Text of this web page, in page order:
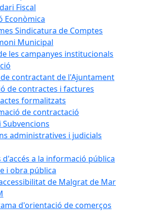
Fiscal
Econòmica
Sindicatura de Comptes
Municipal
les campanyes institucionals
contractant de l'Ajuntament
de contractes i factures
formalitzats
de contractació
Subvencions
administratives i judicials
d'accés a la informació pública
i obra pública
de Malgrat de Mar
d'orientació de comerços